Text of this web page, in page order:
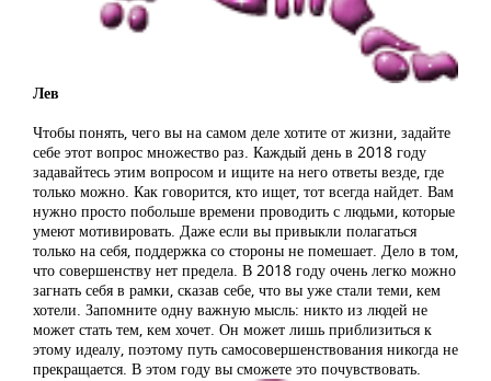
Лев
Чтобы понять, чего вы на самом деле хотите от жизни, задайте
себе этот вопрос множество раз. Каждый день в 2018 году
задавайтесь этим вопросом и ищите на него ответы везде, где
только можно. Как говорится, кто ищет, тот всегда найдет. Вам
нужно просто побольше времени проводить с людьми, которые
умеют мотивировать. Даже если вы привыкли полагаться
только на себя, поддержка со стороны не помешает. Дело в том,
что совершенству нет предела. В 2018 году очень легко можно
загнать себя в рамки, сказав себе, что вы уже стали теми, кем
хотели. Запомните одну важную мысль: никто из людей не
может стать тем, кем хочет. Он может лишь приблизиться к
этому идеалу, поэтому путь самосовершенствования никогда не
прекращается. В этом году вы сможете это почувствовать.